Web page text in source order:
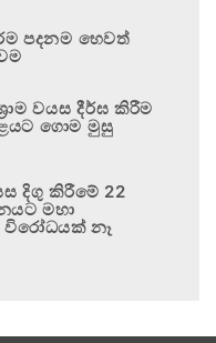
පදනම හෙවත්
වයස දීර්ඝ කිරීම
ගොම මුසු
දිගු කිරීමේ 22
මහා
නෑ